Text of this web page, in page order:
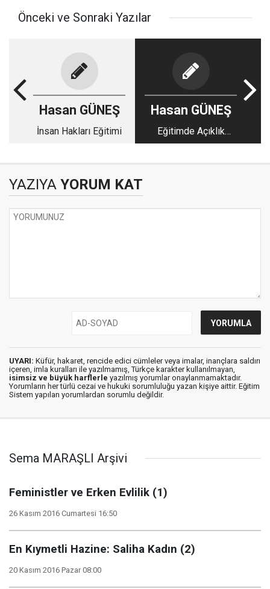
Önceki ve Sonraki Yazılar
Hasan GÜNEŞ
İnsan Hakları Eğitimi
Hasan GÜNEŞ
Eğitimde Açıklık
İlkesi
YAZIYA YORUM KAT
UYARI: Küfür, hakaret, rencide edici cümleler veya imalar, inançlara saldırı
içeren, imla kuralları ile yazılmamış, Türkçe karakter kullanılmayan,
isimsiz ve büyük harflerle yazılmış yorumlar onaylanmamaktadır.
Yorumların her türlü cezai ve hukuki sorumluluğu yazan kişiye aittir. Eğitim
Sistem yapılan yorumlardan sorumlu değildir.
Sema MARAŞLI Arşivi
Feministler ve Erken Evlilik (1)
26 Kasım 2016 Cumartesi 16:50
En Kıymetli Hazine: Saliha Kadın (2)
20 Kasım 2016 Pazar 08:00